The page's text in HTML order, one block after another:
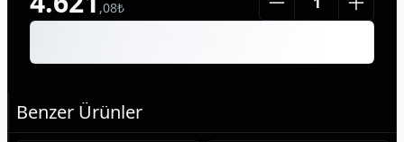
,08₺
Benzer Ürünler